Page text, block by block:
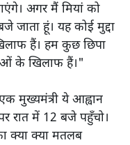
अगर मैं मियां को
जाता हूं। यह कोई मुद्दा
हैं। हम कुछ छिपा
के खिलाफ हैं।"
मुख्यमंत्री ये आह्वान
रात में 12 बजे पहुँचो।
क्या क्या मतलब